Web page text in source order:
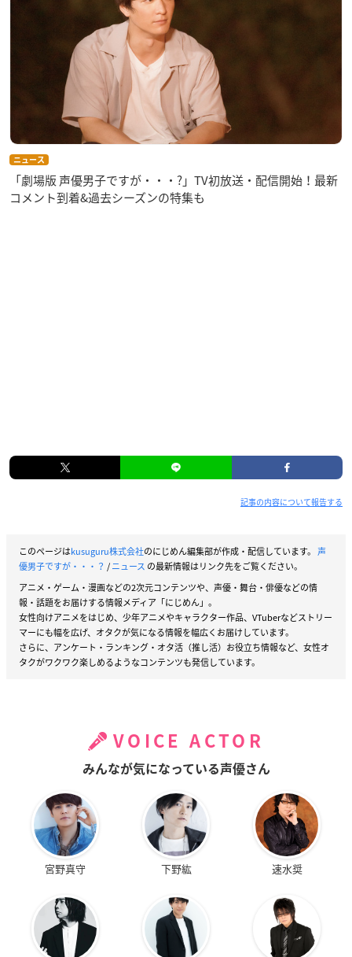
ニュース
「劇場版 声優男子ですが・・・?」TV初放送・配信開始！最新
コメント到着&過去シーズンの特集も
記事の内容について報告する
このページはkusuguru株式会社のにじめん編集部が作成・配信しています。 声
優男子ですが・・・？ /ニュース の最新情報はリンク先をご覧ください。
アニメ・ゲーム・漫画などの2次元コンテンツや、声優・舞台・俳優などの情
報・話題をお届けする情報メディア「にじめん」。
女性向けアニメをはじめ、少年アニメやキャラクター作品、VTuberなどストリー
マーにも幅を広げ、オタクが気になる情報を幅広くお届けしています。
さらに、アンケート・ランキング・オタ活（推し活）お役立ち情報など、女性オ
タクがワクワク楽しめるようなコンテンツも発信しています。
VOICE ACTOR
みんなが気になっている声優さん
宮野真守 下野紘 速水奨